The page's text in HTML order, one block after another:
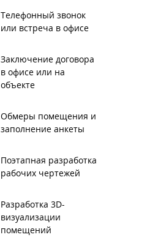
Телефонный звонок
или встреча в офисе
Заключение договора
в офисе или на
объекте
Обмеры помещения и
заполнение анкеты
Поэтапная разработка
рабочих чертежей
Разработка 3D-
визуализации
помещений